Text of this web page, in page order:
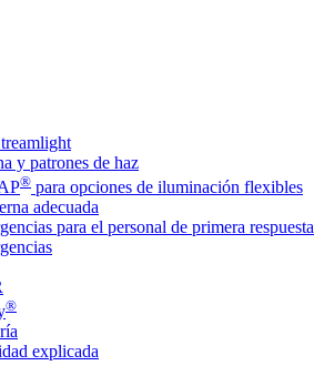
y patrones de haz
® para opciones de iluminación flexibles
adecuada
para el personal de primera respuesta
®
explicada